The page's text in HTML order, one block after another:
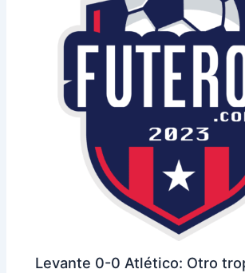
Levante 0-0 Atlético: Otro